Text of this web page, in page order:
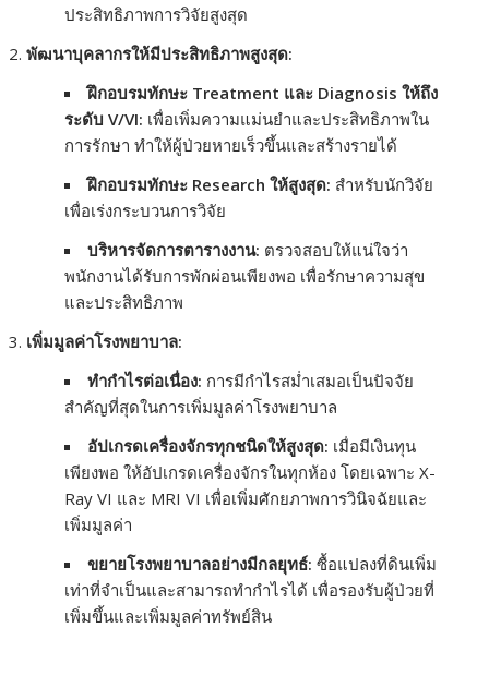
ประสิทธิภาพการวิจัยสูงสุด
พัฒนาบุคลากรให้มีประสิทธิภาพสูงสุด:
ฝึกอบรมทักษะ Treatment และ Diagnosis ให้ถึง
ระดับ V/VI: เพื่อเพิ่มความแม่นยำและประสิทธิภาพใน
การรักษา ทำให้ผู้ป่วยหายเร็วขึ้นและสร้างรายได้
ฝึกอบรมทักษะ Research ให้สูงสุด: สำหรับนักวิจัย
เพื่อเร่งกระบวนการวิจัย
บริหารจัดการตารางงาน: ตรวจสอบให้แน่ใจว่า
พนักงานได้รับการพักผ่อนเพียงพอ เพื่อรักษาความสุข
และประสิทธิภาพ
เพิ่มมูลค่าโรงพยาบาล:
ทำกำไรต่อเนื่อง: การมีกำไรสม่ำเสมอเป็นปัจจัย
สำคัญที่สุดในการเพิ่มมูลค่าโรงพยาบาล
อัปเกรดเครื่องจักรทุกชนิดให้สูงสุด: เมื่อมีเงินทุน
เพียงพอ ให้อัปเกรดเครื่องจักรในทุกห้อง โดยเฉพาะ X-
Ray VI และ MRI VI เพื่อเพิ่มศักยภาพการวินิจฉัยและ
เพิ่มมูลค่า
ขยายโรงพยาบาลอย่างมีกลยุทธ์: ซื้อแปลงที่ดินเพิ่ม
เท่าที่จำเป็นและสามารถทำกำไรได้ เพื่อรองรับผู้ป่วยที่
เพิ่มขึ้นและเพิ่มมูลค่าทรัพย์สิน